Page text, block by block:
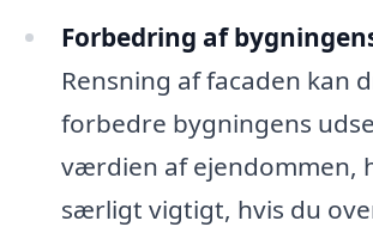
Forbedring af
Rensning af facaden kan
forbedre bygningens
værdien af ejendommen,
særligt vigtigt, hvis du